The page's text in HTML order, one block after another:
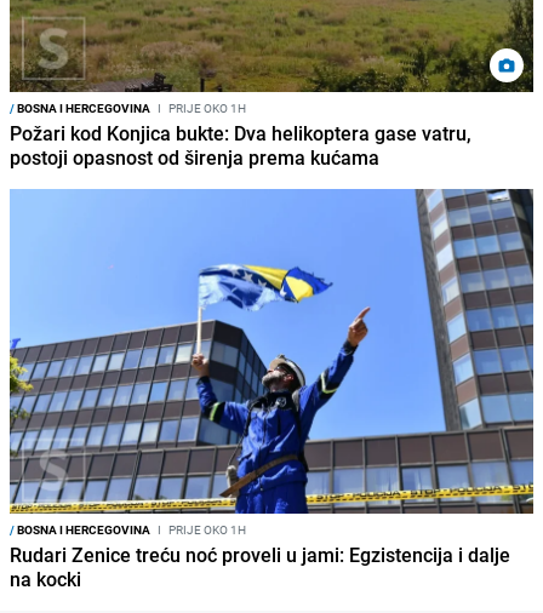
/BOSNA I HERCEGOVINA I PRIJE OKO 1H
Požari kod Konjica bukte: Dva helikoptera gase vatru,
postoji opasnost od širenja prema kućama
/BOSNA I HERCEGOVINA I PRIJE OKO 1H
Rudari Zenice treću noć proveli u jami: Egzistencija i dalje
na kocki